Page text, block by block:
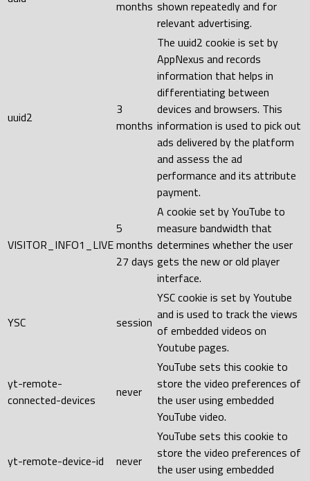
months shown repeatedly and for
relevant advertising.
uuid2
3
months
The uuid2 cookie is set by
AppNexus and records
information that helps in
differentiating between
devices and browsers. This
information is used to pick out
ads delivered by the platform
and assess the ad
performance and its attribute
payment.
VISITOR_INFO1_LIVE
5
months
27 days
A cookie set by YouTube to
measure bandwidth that
determines whether the user
gets the new or old player
interface.
YSC session
YSC cookie is set by Youtube
and is used to track the views
of embedded videos on
Youtube pages.
yt-remote-
connected-devices
never
YouTube sets this cookie to
store the video preferences of
the user using embedded
YouTube video.
yt-remote-device-id never
YouTube sets this cookie to
store the video preferences of
the user using embedded